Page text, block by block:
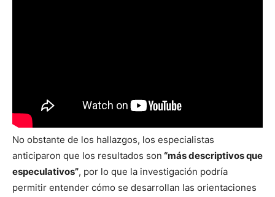
No obstante de los hallazgos, los especialistas
anticiparon que los resultados son “más descriptivos que
especulativos”, por lo que la investigación podría
permitir entender cómo se desarrollan las orientaciones